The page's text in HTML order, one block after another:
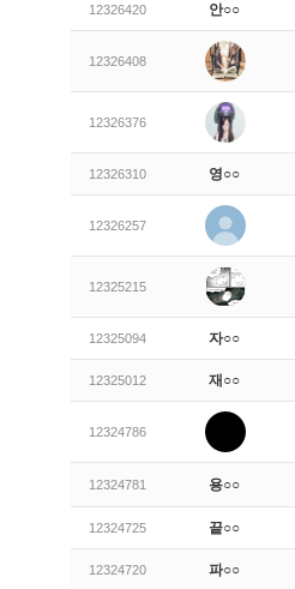
12326420 안○○
12326408
12326376
12326310 영○○
12326257
12325215
12325094 자○○
12325012 재○○
12324786
12324781 용○○
12324725 끝○○
12324720 파○○